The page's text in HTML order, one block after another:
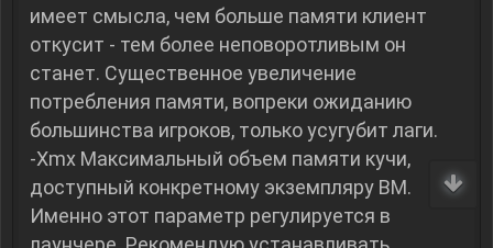
имеет смысла, чем больше памяти клиент
откусит - тем более неповоротливым он
станет. Существенное увеличение
потребления памяти, вопреки ожиданию
большинства игроков, только усугубит лаги.
-Xmx Максимальный объем памяти кучи,
доступный конкретному экземпляру ВМ.
Именно этот параметр регулируется в